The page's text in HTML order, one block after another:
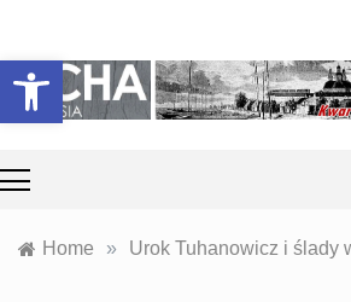
Otwórz pasek narzędzi
content
współczesność
Polaków na
Polesiu.
Home » Urok Tuhanowicz i ślady